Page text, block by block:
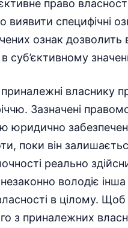
право
виявити специфічні
ознак дозволить
суб’єктивному
власнику
Зазначені
юридично
поки він
реально
володіє інша
в цілому. Щоб
з приналежних